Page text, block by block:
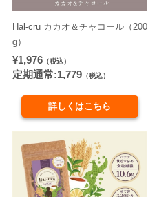
Hal-cru カカオ＆チャコール（200
g）
¥1,976（税込）
定期通常:1,779（税込）
詳しくはこちら